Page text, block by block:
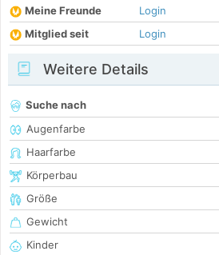
Meine Freunde
Login
Mitglied seit
Login
Weitere Details
Suche nach
Augenfarbe
Haarfarbe
Körperbau
Größe
Gewicht
Kinder